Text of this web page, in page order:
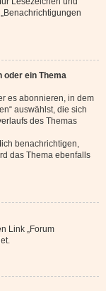
oder ein Thema
es abonnieren, in dem
auswählst, die sich
des Themas
benachrichtigen,
das Thema ebenfalls
Link „Forum